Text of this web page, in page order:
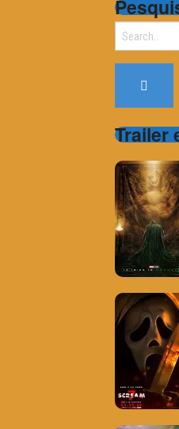
Search
Trailer